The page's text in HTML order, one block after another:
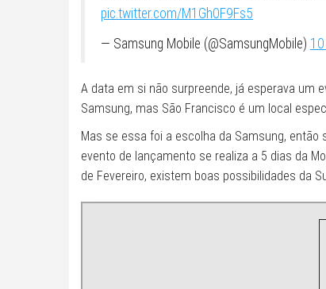
pic.twitter.com/M1Gh0F9Fs5
— Samsung Mobile (@SamsungMobile)
A data em si não surpreende, já esperava um
Samsung, mas São Francisco é um local
Mas se essa foi a escolha da Samsung,
evento de lançamento se realiza a 5 dias da
de Fevereiro, existem boas possibilidades da